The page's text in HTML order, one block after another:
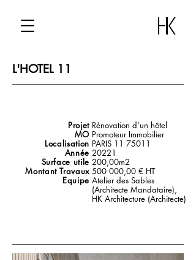
L'HOTEL 11
Projet
MO
Localisation
Année
Surface utile
Montant Travaux
Equipe
Rénovation d’un hôtel
Promoteur Immobilier
PARIS 11 75011
20221
200,00m2
500 000,00 € HT
Atelier des Sables
(Architecte Mandataire),
HK Architecture (Architecte)